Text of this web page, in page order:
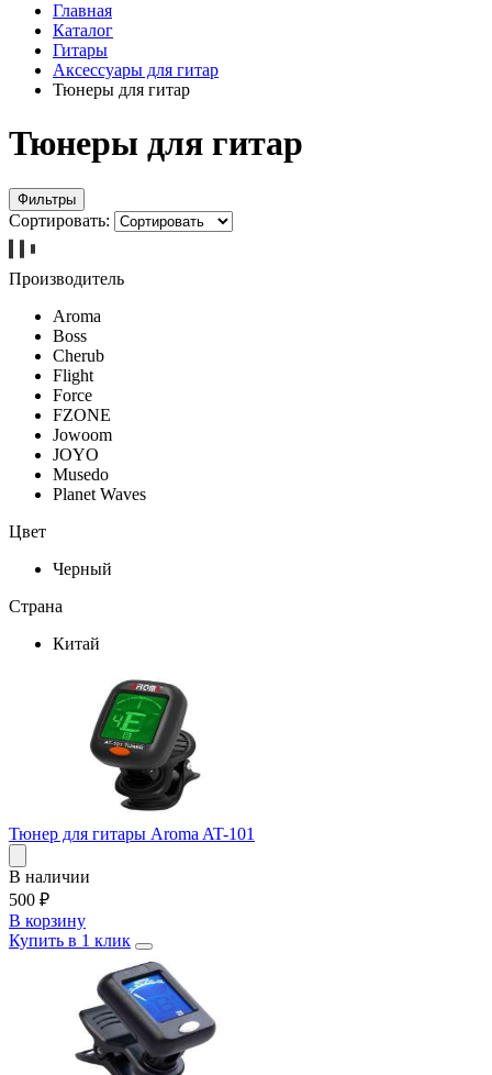
Главная
Каталог
Гитары
Аксессуары для гитар
Тюнеры для гитар
Тюнеры для гитар
Фильтры
Сортировать:
Производитель
Aroma
Boss
Cherub
Flight
Force
FZONE
Jowoom
JOYO
Musedo
Planet Waves
Цвет
Черный
Страна
Китай
Тюнер для гитары Aroma AT-101
В наличии
500 ₽
В корзину
Купить в 1 клик